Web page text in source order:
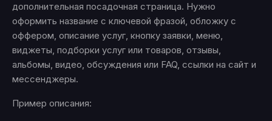
дополнительная посадочная страница. Нужно
оформить название с ключевой фразой, обложку с
оффером, описание услуг, кнопку заявки, меню,
виджеты, подборки услуг или товаров, отзывы,
альбомы, видео, обсуждения или FAQ, ссылки на сайт и
мессенджеры.
Пример описания: